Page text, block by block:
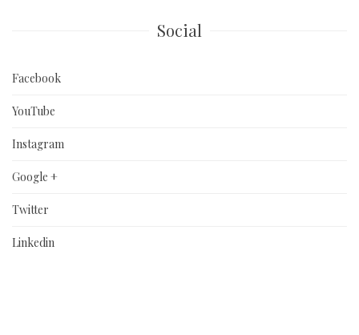
Social
Facebook
YouTube
Instagram
Google +
Twitter
Linkedin